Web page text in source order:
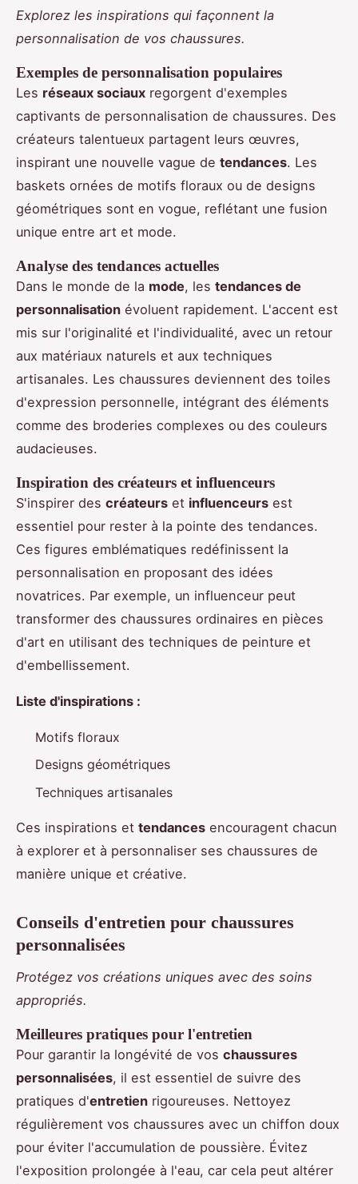
Explorez les inspirations qui façonnent la
personnalisation de vos chaussures.
Exemples de personnalisation populaires
Les réseaux sociaux regorgent d'exemples
captivants de personnalisation de chaussures. Des
créateurs talentueux partagent leurs œuvres,
inspirant une nouvelle vague de tendances. Les
baskets ornées de motifs floraux ou de designs
géométriques sont en vogue, reflétant une fusion
unique entre art et mode.
Analyse des tendances actuelles
Dans le monde de la mode, les tendances de
personnalisation évoluent rapidement. L'accent est
mis sur l'originalité et l'individualité, avec un retour
aux matériaux naturels et aux techniques
artisanales. Les chaussures deviennent des toiles
d'expression personnelle, intégrant des éléments
comme des broderies complexes ou des couleurs
audacieuses.
Inspiration des créateurs et influenceurs
S'inspirer des créateurs et influenceurs est
essentiel pour rester à la pointe des tendances.
Ces figures emblématiques redéfinissent la
personnalisation en proposant des idées
novatrices. Par exemple, un influenceur peut
transformer des chaussures ordinaires en pièces
d'art en utilisant des techniques de peinture et
d'embellissement.
Liste d'inspirations :
Motifs floraux
Designs géométriques
Techniques artisanales
Ces inspirations et tendances encouragent chacun
à explorer et à personnaliser ses chaussures de
manière unique et créative.
Conseils d'entretien pour chaussures
personnalisées
Protégez vos créations uniques avec des soins
appropriés.
Meilleures pratiques pour l'entretien
Pour garantir la longévité de vos chaussures
personnalisées, il est essentiel de suivre des
pratiques d'entretien rigoureuses. Nettoyez
régulièrement vos chaussures avec un chiffon doux
pour éviter l'accumulation de poussière. Évitez
l'exposition prolongée à l'eau, car cela peut altérer